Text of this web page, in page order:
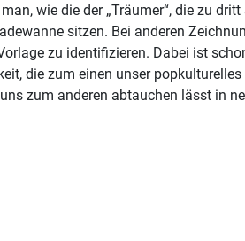
wie die der „Träumer“, die zu
sitzen. Bei anderen
zu identifizieren. Dabei ist
die zum einen unser
zum anderen abtauchen lässt in